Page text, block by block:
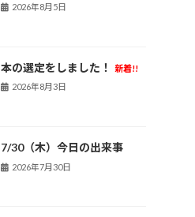
2026年8月5日
本の選定をしました！
新着!!
2026年8月3日
7/30（木）今日の出来事
2026年7月30日